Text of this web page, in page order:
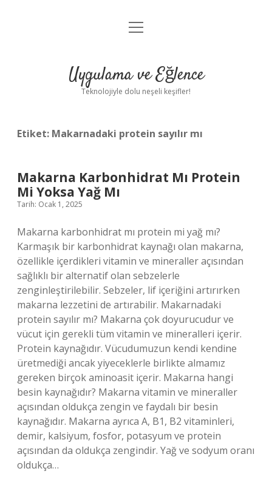
Anasayfa
Yasal Uyarı
menüyü
Uygulama ve Eğlence
Teknolojiyle dolu neşeli keşifler!
Etiket: Makarnadaki protein sayılır mı
Makarna Karbonhidrat Mı Protein
Mi Yoksa Yağ Mı
Tarih: Ocak 1, 2025
Makarna karbonhidrat mı protein mi yağ mı?
Karmaşık bir karbonhidrat kaynağı olan makarna,
özellikle içerdikleri vitamin ve mineraller açısından
sağlıklı bir alternatif olan sebzelerle
zenginleştirilebilir. Sebzeler, lif içeriğini artırırken
makarna lezzetini de artırabilir. Makarnadaki
protein sayılır mı? Makarna çok doyurucudur ve
vücut için gerekli tüm vitamin ve mineralleri içerir.
Protein kaynağıdır. Vücudumuzun kendi kendine
üretmediği ancak yiyeceklerle birlikte almamız
gereken birçok aminoasit içerir. Makarna hangi
besin kaynağıdır? Makarna vitamin ve mineraller
açısından oldukça zengin ve faydalı bir besin
kaynağıdır. Makarna ayrıca A, B1, B2 vitaminleri,
demir, kalsiyum, fosfor, potasyum ve protein
açısından da oldukça zengindir. Yağ ve sodyum oranı
oldukça…